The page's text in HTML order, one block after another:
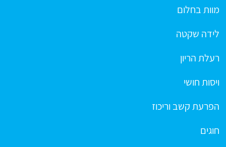
מוות בחלום
לידה שקטה
רעלת הריון
ויסות חושי
הפרעת קשב וריכוז
חוגים